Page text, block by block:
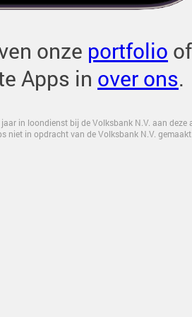
onze portfolio of
Apps in over ons.
in loondienst bij de Volksbank N.V. aan deze
niet in opdracht van de Volksbank N.V. gemaakt.